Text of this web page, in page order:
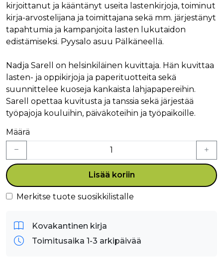
kirjoittanut ja kääntänyt useita lastenkirjoja, toiminut
kirja-arvostelijana ja toimittajana sekä mm. järjestänyt
tapahtumia ja kampanjoita lasten lukutaidon
edistämiseksi. Pyysalo asuu Pälkäneellä.
Nadja Sarell on helsinkiläinen kuvittaja. Hän kuvittaa
lasten- ja oppikirjoja ja paperituotteita sekä
suunnittelee kuoseja kankaista lahjapapereihin.
Sarell opettaa kuvitusta ja tanssia sekä järjestää
työpajoja kouluihin, päiväkoteihin ja työpaikoille.
Määrä
Lisää koriin
Merkitse tuote suosikkilistalle
Kovakantinen kirja
Toimitusaika 1-3 arkipäivää